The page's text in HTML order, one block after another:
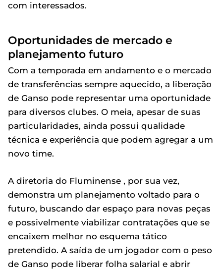
com interessados.
Oportunidades de mercado e
planejamento futuro
Com a temporada em andamento e o mercado
de transferências sempre aquecido, a liberação
de Ganso pode representar uma oportunidade
para diversos clubes. O meia, apesar de suas
particularidades, ainda possui qualidade
técnica e experiência que podem agregar a um
novo time.
A diretoria do Fluminense , por sua vez,
demonstra um planejamento voltado para o
futuro, buscando dar espaço para novas peças
e possivelmente viabilizar contratações que se
encaixem melhor no esquema tático
pretendido. A saída de um jogador com o peso
de Ganso pode liberar folha salarial e abrir